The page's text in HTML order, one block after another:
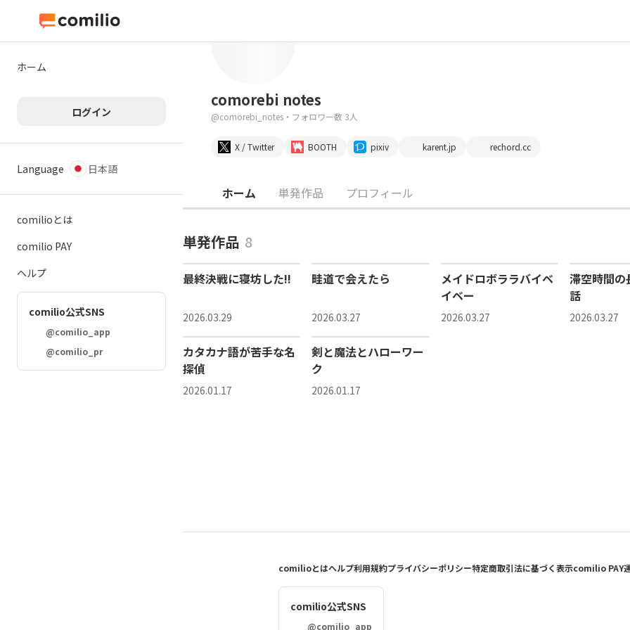
ホーム
ログイン
Language 日本語
comilioとは
comilio PAY
ヘルプ
comilio公式SNS
@comilio_app
@comilio_pr
comorebi notes
@comorebi_notes ・ フォロワー数 3人
X / Twitter BOOTH pixiv karent.jp rechord.cc
ホーム 単発作品 プロフィール
単発作品 8
最終決戦に寝坊した!!
2026.03.29
畦道で会えたら
2026.03.27
メイドロボララバイベ
イベー
2026.03.27
滞空時間の
話
2026.03.27
カタカナ語が苦手な名
探偵
2026.01.17
剣と魔法とハローワー
ク
2026.01.17
comilioとはヘルプ利用規約プライバシーポリシー特定商取引法に基づく表示comilio PAY
comilio公式SNS
@comilio_app